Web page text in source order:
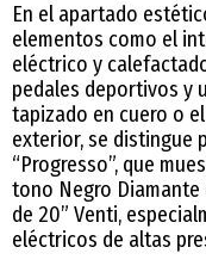
En el apartado
elementos como el
eléctrico y
pedales deportivos y
tapizado en cuero o
exterior, se distingue
“Progresso”, que
tono Negro
de 20” Venti,
eléctricos de altas